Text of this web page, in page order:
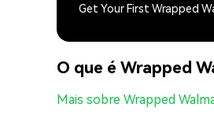
Get Your First Wrapped
O que é Wrapped
Mais sobre Wrapped